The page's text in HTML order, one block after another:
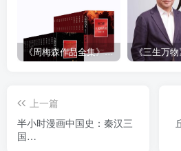
《周梅森作品全集》[共30册]
上一篇
半小时漫画中国史：秦汉三
国